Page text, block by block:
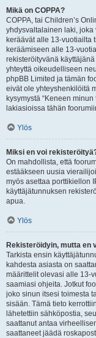
Mikä on COPPA?
COPPA, tai Children’s
yhdysvaltalainen laki,
keräävät alle 13-vuotiailta
keräämiseen alle 13-
rekisteröityvänä
yhteyttä oikeudelliseen
phpBB Limited ja tämän
eivät ole yhteyshenkilöitä
kysymystä “Keneen
lakiasioissa tähän
Ylös
Miksi en voi
On mahdollista, että
estääkseen uusia
myös asettaa porttikiellon
käyttäjätunnuksen
apua.
Ylös
Rekisteröidyin, mutta en
Tarkista ensin
kahdesta asiasta on
määrittelit olevasi alle 13-
saamiasi ohjeita. Jotkut
joko sinun itsesi toimesta
sisään. Tämä tieto
lähetettiin sähköpostia,
saattanut antaa
saattaneet jäädä